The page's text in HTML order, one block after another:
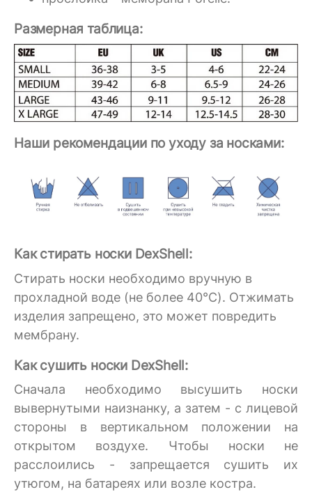
Размерная таблица:
Наши рекомендации по уходу за носками:
Как стирать носки DexShell:
Стирать носки необходимо вручную в
прохладной воде (не более 40°C). Отжимать
изделия запрещено, это может повредить
мембрану.
Как сушить носки DexShell:
Сначала необходимо высушить носки
вывернутыми наизнанку, а затем - с лицевой
стороны в вертикальном положении на
открытом воздухе. Чтобы носки не
расслоились - запрещается сушить их
утюгом, на батареях или возле костра.